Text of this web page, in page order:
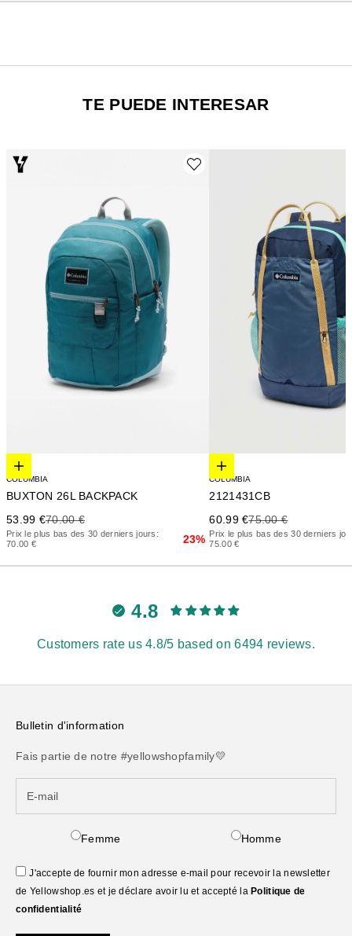
TE PUEDE INTERESAR
Elige opciones
COLUMBIA
BUXTON 26L BACKPACK
Precio de oferta
53.99 €Precio anterior
70.00 €
Prix le plus bas des 30 derniers jours:
70.00 €
23%
Elige opciones
COLUMBIA
2121431CB
Precio de oferta
60.99 €Precio anterior
75.00 €
Prix le plus bas des 30 derniers
75.00 €
4.8
Customers rate us 4.8/5 based on 6494 reviews.
Bulletin d'information
Fais partie de notre #yellowshopfamily💛
Femme Homme
J'accepte de fournir mon adresse e-mail pour recevoir la newsletter
de Yellowshop.es et je déclare avoir lu et accepté la Politique de
confidentialité